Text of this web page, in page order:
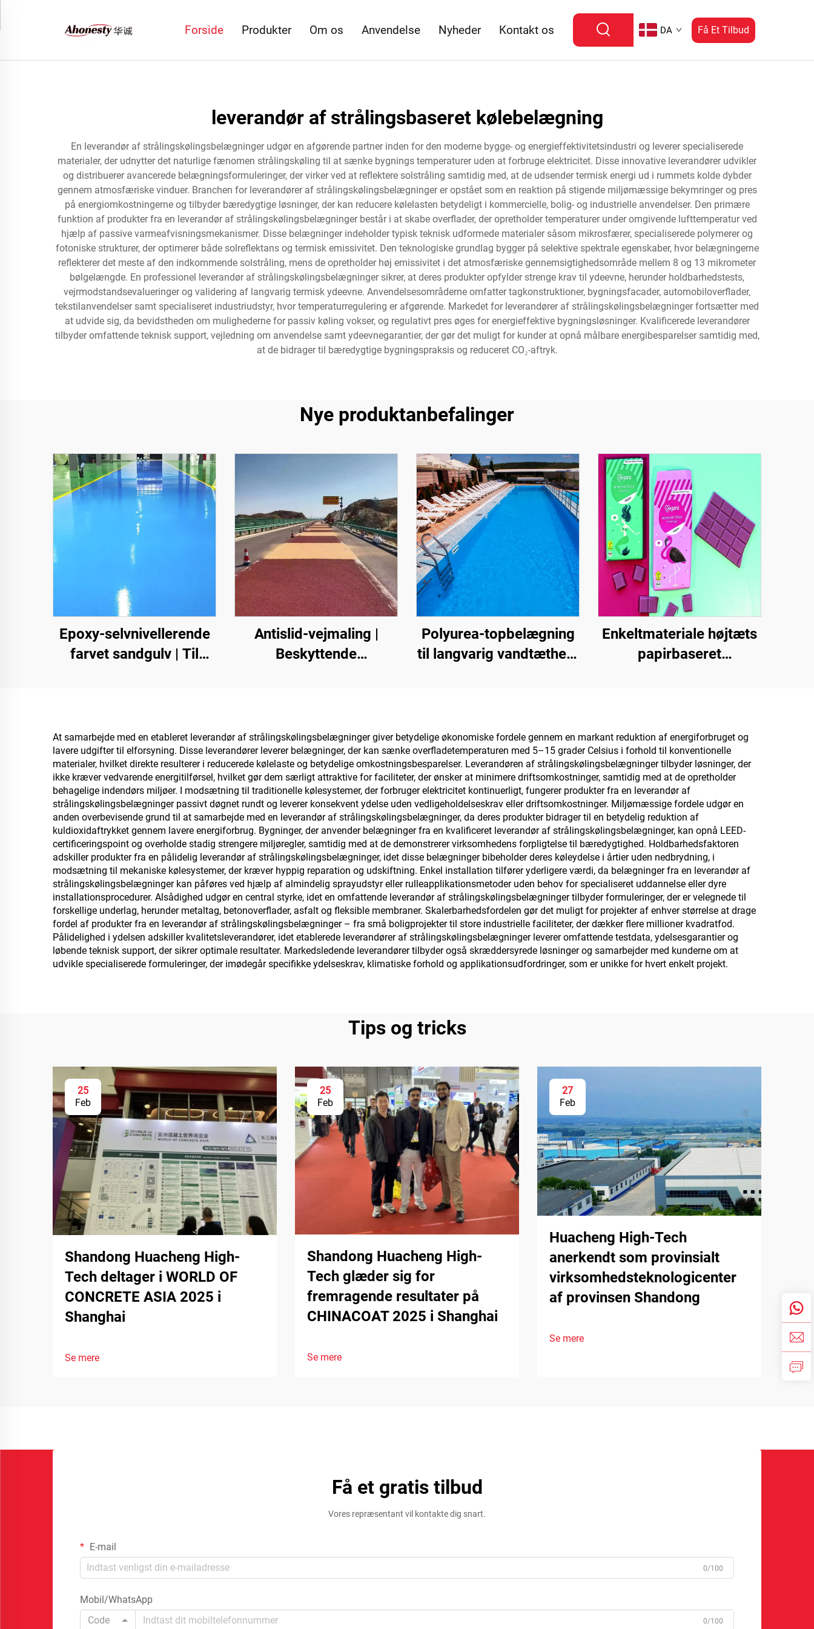
Forside Produkter Om os Anvendelse Nyheder Kontakt os DA Få Et Tilbud
leverandør af strålingsbaseret kølebelægning
En leverandør af strålingskølingsbelægninger udgør en afgørende partner inden for den moderne bygge- og energieffektivitetsindustri og leverer specialiserede
materialer, der udnytter det naturlige fænomen strålingskøling til at sænke bygnings temperaturer uden at forbruge elektricitet. Disse innovative leverandører udvikler
og distribuerer avancerede belægningsformuleringer, der virker ved at reflektere solstråling samtidig med, at de udsender termisk energi ud i rummets kolde dybder
gennem atmosfæriske vinduer. Branchen for leverandører af strålingskølingsbelægninger er opstået som en reaktion på stigende miljømæssige bekymringer og pres
på energiomkostningerne og tilbyder bæredygtige løsninger, der kan reducere kølelasten betydeligt i kommercielle, bolig- og industrielle anvendelser. Den primære
funktion af produkter fra en leverandør af strålingskølingsbelægninger består i at skabe overflader, der opretholder temperaturer under omgivende lufttemperatur ved
hjælp af passive varmeafvisningsmekanismer. Disse belægninger indeholder typisk teknisk udformede materialer såsom mikrosfærer, specialiserede polymerer og
fotoniske strukturer, der optimerer både solreflektans og termisk emissivitet. Den teknologiske grundlag bygger på selektive spektrale egenskaber, hvor belægningerne
reflekterer det meste af den indkommende solstråling, mens de opretholder høj emissivitet i det atmosfæriske gennemsigtighedsområde mellem 8 og 13 mikrometer
bølgelængde. En professionel leverandør af strålingskølingsbelægninger sikrer, at deres produkter opfylder strenge krav til ydeevne, herunder holdbarhedstests,
vejrmodstandsevalueringer og validering af langvarig termisk ydeevne. Anvendelsesområderne omfatter tagkonstruktioner, bygningsfacader, automobiloverflader,
tekstilanvendelser samt specialiseret industriudstyr, hvor temperaturregulering er afgørende. Markedet for leverandører af strålingskølingsbelægninger fortsætter med
at udvide sig, da bevidstheden om mulighederne for passiv køling vokser, og regulativt pres øges for energieffektive bygningsløsninger. Kvalificerede leverandører
tilbyder omfattende teknisk support, vejledning om anvendelse samt ydeevnegarantier, der gør det muligt for kunder at opnå målbare energibesparelser samtidig med,
at de bidrager til bæredygtige bygningspraksis og reduceret CO₂-aftryk.
Nye produktanbefalinger
Epoxy-selvnivellerende
farvet sandgulv | Til
Antislid-vejmaling |
Beskyttende
belægninger
Polyurea-topbelægning
til langvarig vandtæthed,
Enkeltmateriale højtæts
papirbaseret
kaffe, nødder,
chokolade, bagværk og
krydderier
At samarbejde med en etableret leverandør af strålingskølingsbelægninger giver betydelige økonomiske fordele gennem en markant reduktion af energiforbruget og
lavere udgifter til elforsyning. Disse leverandører leverer belægninger, der kan sænke overfladetemperaturen med 5–15 grader Celsius i forhold til konventionelle
materialer, hvilket direkte resulterer i reducerede kølelaste og betydelige omkostningsbesparelser. Leverandøren af strålingskølingsbelægninger tilbyder løsninger, der
ikke kræver vedvarende energitilførsel, hvilket gør dem særligt attraktive for faciliteter, der ønsker at minimere driftsomkostninger, samtidig med at de opretholder
behagelige indendørs miljøer. I modsætning til traditionelle kølesystemer, der forbruger elektricitet kontinuerligt, fungerer produkter fra en leverandør af
strålingskølingsbelægninger passivt døgnet rundt og leverer konsekvent ydelse uden vedligeholdelseskrav eller driftsomkostninger. Miljømæssige fordele udgør en
anden overbevisende grund til at samarbejde med en leverandør af strålingskølingsbelægninger, da deres produkter bidrager til en betydelig reduktion af
kuldioxidaftrykket gennem lavere energiforbrug. Bygninger, der anvender belægninger fra en kvalificeret leverandør af strålingskølingsbelægninger, kan opnå LEED-
certificeringspoint og overholde stadig strengere miljøregler, samtidig med at de demonstrerer virksomhedens forpligtelse til bæredygtighed. Holdbarhedsfaktoren
adskiller produkter fra en pålidelig leverandør af strålingskølingsbelægninger, idet disse belægninger bibeholder deres køleydelse i årtier uden nedbrydning, i
modsætning til mekaniske kølesystemer, der kræver hyppig reparation og udskiftning. Enkel installation tilfører yderligere værdi, da belægninger fra en leverandør af
strålingskølingsbelægninger kan påføres ved hjælp af almindelig sprayudstyr eller rulleapplikationsmetoder uden behov for specialiseret uddannelse eller dyre
installationsprocedurer. Alsådighed udgør en central styrke, idet en omfattende leverandør af strålingskølingsbelægninger tilbyder formuleringer, der er velegnede til
forskellige underlag, herunder metaltag, betonoverflader, asfalt og fleksible membraner. Skalerbarhedsfordelen gør det muligt for projekter af enhver størrelse at drage
fordel af produkter fra en leverandør af strålingskølingsbelægninger – fra små boligprojekter til store industrielle faciliteter, der dækker flere millioner kvadratfod.
Pålidelighed i ydelsen adskiller kvalitetsleverandører, idet etablerede leverandører af strålingskølingsbelægninger leverer omfattende testdata, ydelsesgarantier og
løbende teknisk support, der sikrer optimale resultater. Markedsledende leverandører tilbyder også skræddersyrede løsninger og samarbejder med kunderne om at
udvikle specialiserede formuleringer, der imødegår specifikke ydelseskrav, klimatiske forhold og applikationsudfordringer, som er unikke for hvert enkelt projekt.
Tips og tricks
25
Feb
Shandong Huacheng High-
Tech deltager i WORLD OF
CONCRETE ASIA 2025 i
Shanghai
Se mere
25
Feb
Shandong Huacheng High-
Tech glæder sig for
fremragende resultater på
CHINACOAT 2025 i Shanghai
Se mere
27
Feb
Huacheng High-Tech
anerkendt som provinsialt
virksomhedsteknologicenter
af provinsen Shandong
Se mere
Få et gratis tilbud
Vores repræsentant vil kontakte dig snart.
E-mail
0/100
Mobil/WhatsApp
Code
0/100